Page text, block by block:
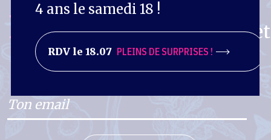
La Gazette.Agenda et
4 ans le samedi 18 !
RDV le 18.07 PLEINS DE SURPRISES !